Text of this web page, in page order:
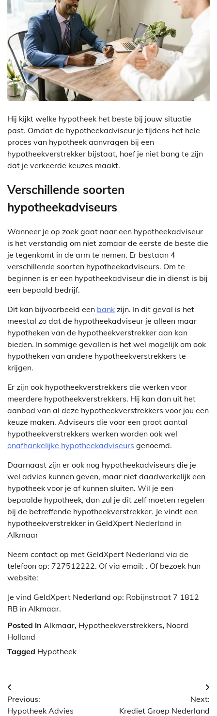
Hij kijkt welke hypotheek het beste bij jouw situatie
past. Omdat de hypotheekadviseur je tijdens het hele
proces van hypotheek aanvragen bij een
hypotheekverstrekker bijstaat, hoef je niet bang te zijn
dat je verkeerde keuzes maakt.
Verschillende soorten
hypotheekadviseurs
Wanneer je op zoek gaat naar een hypotheekadviseur
is het verstandig om niet zomaar de eerste de beste die
je tegenkomt in de arm te nemen. Er bestaan 4
verschillende soorten hypotheekadviseurs. Om te
beginnen is er een hypotheekadviseur die in dienst is bij
een bepaald bedrijf.
Dit kan bijvoorbeeld een bank zijn. In dit geval is het
meestal zo dat de hypotheekadviseur je alleen maar
hypotheken van de hypotheekverstrekker aan kan
bieden. In sommige gevallen is het wel mogelijk om ook
hypotheken van andere hypotheekverstrekkers te
krijgen.
Er zijn ook hypotheekverstrekkers die werken voor
meerdere hypotheekverstrekkers. Hij kan dan uit het
aanbod van al deze hypotheekverstrekkers voor jou een
keuze maken. Adviseurs die voor een groot aantal
hypotheekverstrekkers werken worden ook wel
onafhankelijke hypotheekadviseurs genoemd.
Daarnaast zijn er ook nog hypotheekadviseurs die je
wel advies kunnen geven, maar niet daadwerkelijk een
hypotheek voor je af kunnen sluiten. Wil je een
bepaalde hypotheek, dan zul je dit zelf moeten regelen
bij de betreffende hypotheekverstrekker. Je vindt een
hypotheekverstrekker in GeldXpert Nederland in
Alkmaar
Neem contact op met GeldXpert Nederland via de
telefoon op: 727512222. Of via email: . Of bezoek hun
website:
Je vind GeldXpert Nederland op: Robijnstraat 7 1812
RB in Alkmaar.
Posted in Alkmaar, Hypotheekverstrekkers, Noord
Holland
Tagged Hypotheek
Berichtnavigatie
Previous:
Hypotheek Advies
Next:
Krediet Groep Nederland